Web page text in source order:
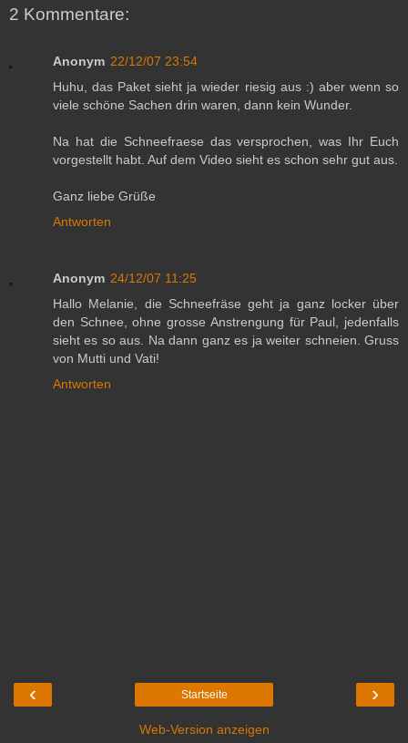
2 Kommentare:
Anonym 22/12/07 23:54
Huhu, das Paket sieht ja wieder riesig aus :) aber wenn so
viele schöne Sachen drin waren, dann kein Wunder.
Na hat die Schneefraese das versprochen, was Ihr Euch
vorgestellt habt. Auf dem Video sieht es schon sehr gut aus.
Ganz liebe Grüße
Antworten
Anonym 24/12/07 11:25
Hallo Melanie, die Schneefräse geht ja ganz locker über
den Schnee, ohne grosse Anstrengung für Paul, jedenfalls
sieht es so aus. Na dann ganz es ja weiter schneien. Gruss
von Mutti und Vati!
Antworten
‹ ›
Startseite
Web-Version anzeigen